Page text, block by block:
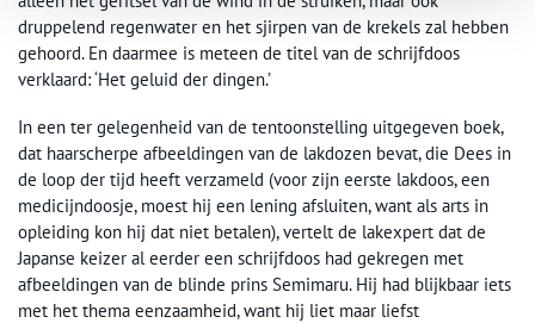
druppelend regenwater en het sjirpen van de krekels zal hebben
gehoord. En daarmee is meteen de titel van de schrijfdoos
verklaard: ‘Het geluid der dingen.’
In een ter gelegenheid van de tentoonstelling uitgegeven boek,
dat haarscherpe afbeeldingen van de lakdozen bevat, die Dees in
de loop der tijd heeft verzameld (voor zijn eerste lakdoos, een
medicijndoosje, moest hij een lening afsluiten, want als arts in
opleiding kon hij dat niet betalen), vertelt de lakexpert dat de
Japanse keizer al eerder een schrijfdoos had gekregen met
afbeeldingen van de blinde prins Semimaru. Hij had blijkbaar iets
met het thema eenzaamheid, want hij liet maar liefst